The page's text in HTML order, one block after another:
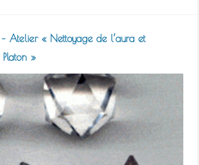
Atelier « Nettoyage de l’aura et
»